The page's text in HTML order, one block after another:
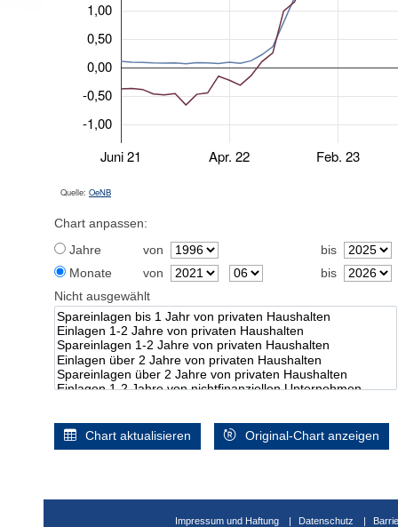
Juni 21 Apr. 22 Feb. 23
-1,00
-0,50
0,00
0,50
1,00
Quelle: OeNB
Chart anpassen:
Jahre
von
bis
Monate
von
bis
Nicht ausgewählt
Chart aktualisieren Original-Chart anzeigen
Impressum und Haftung Datenschutz